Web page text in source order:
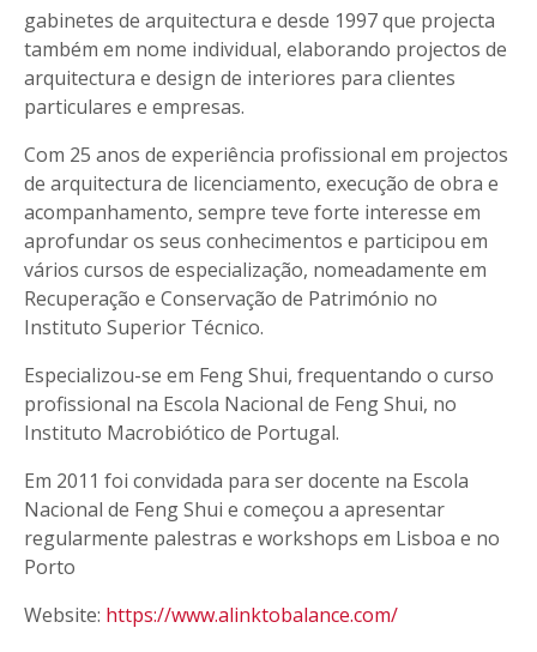
gabinetes de arquitectura e desde 1997 que projecta
também em nome individual, elaborando projectos de
arquitectura e design de interiores para clientes
particulares e empresas.
Com 25 anos de experiência profissional em projectos
de arquitectura de licenciamento, execução de obra e
acompanhamento, sempre teve forte interesse em
aprofundar os seus conhecimentos e participou em
vários cursos de especialização, nomeadamente em
Recuperação e Conservação de Património no
Instituto Superior Técnico.
Especializou-se em Feng Shui, frequentando o curso
profissional na Escola Nacional de Feng Shui, no
Instituto Macrobiótico de Portugal.
Em 2011 foi convidada para ser docente na Escola
Nacional de Feng Shui e começou a apresentar
regularmente palestras e workshops em Lisboa e no
Porto
Website: https://www.alinktobalance.com/